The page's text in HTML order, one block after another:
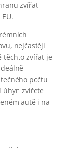
zvířat
nejčastěji
těchto zvířat je
počtu
úhyn zvířete
autě i na